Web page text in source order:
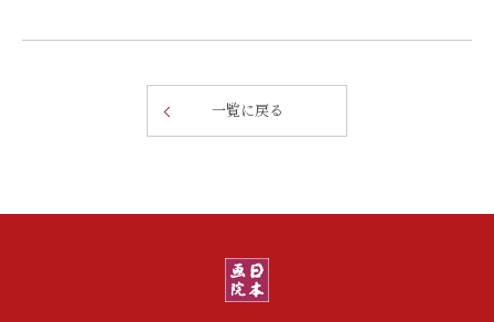
一覧に戻る